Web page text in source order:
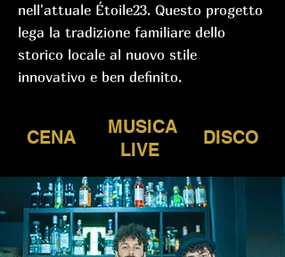
nell'attuale Étoile23. Questo progetto
lega la tradizione familiare dello
storico locale al nuovo stile
innovativo e ben definito.
CENA
MUSICA
LIVE
DISCO